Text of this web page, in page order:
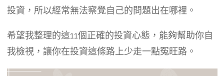
投資，所以經常無法察覺自己的問題出在哪裡。
希望我整理的這11個正確的投資心態，能夠幫助你自
我檢視，讓你在投資這條路上少走一點冤旺路。